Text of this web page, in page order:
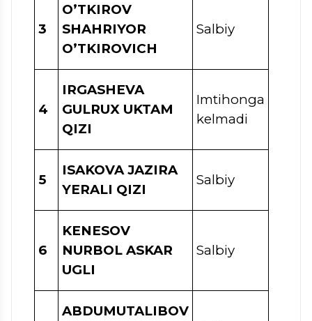
3
O’TKIROV
SHAHRIYOR
O’TKIROVICH
Salbiy
4
IRGASHEVA
GULRUX UKTAM
QIZI
Imtihonga
kelmadi
5
ISAKOVA JAZIRA
YERALI QIZI
Salbiy
6
KENESOV
NURBOL ASKAR
UGLI
Salbiy
ABDUMUTALIBOV